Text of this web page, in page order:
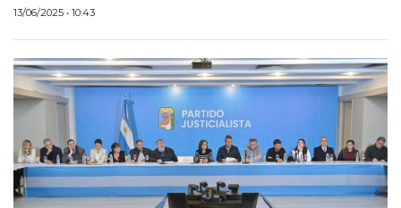
ULTIMAS NOTICIAS
TEMAS DESTACADOS
TECNOLOGÍA
SERVICIOS
13/06/2025 • 10:43